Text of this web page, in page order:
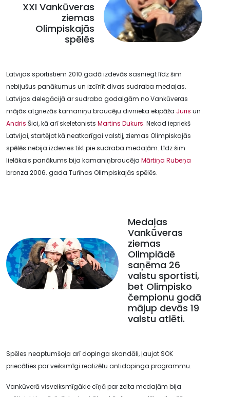
XXI Vankūveras
ziemas
Olimpiskajās
spēlēs
Latvijas sportistiem 2010.gadā izdevās sasniegt līdz šim
nebijušus panākumus un izcīnīt divas sudraba medaļas.
Latvijas delegācijā ar sudraba godalgām no Vankūveras
mājās atgriezās kamaniņu braucēju divnieka ekipāža Juris un
Andris Šici, kā arī skeletonists Martins Dukurs. Nekad iepriekš
Latvijai, startējot kā neatkarīgai valstij, ziemas Olimpiskajās
spēlēs nebija izdevies tikt pie sudraba medaļām. Līdz šim
lielākais panākums bija kamaniņbraucēja Mārtiņa Rubeņa
bronza 2006. gada Turīnas Olimpiskajās spēlēs.
Medaļas
Vankūveras
ziemas
Olimpiādē
saņēma 26
valstu sportisti,
bet Olimpisko
čempionu godā
mājup devās 19
valstu atlēti.
Spēles neaptumšoja arī dopinga skandāli, ļaujot SOK
priecāties par veiksmīgi realizētu antidopinga programmu.
Vankūverā visveiksmīgākie cīņā par zelta medaļām bija